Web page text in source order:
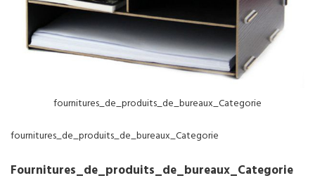
fournitures_de_produits_de_bureaux_Categorie
fournitures_de_produits_de_bureaux_Categorie
Fournitures_de_produits_de_bureaux_Categorie